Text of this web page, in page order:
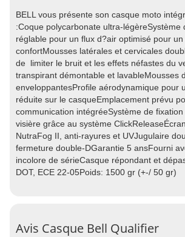
BELL vous présente son casque moto
:Coque polycarbonate ultra-légèreSystème
réglable pour un flux d?air optimisé pour un
confortMousses latérales et cervicales
de limiter le bruit et les effets néfastes du
transpirant démontable et lavableMousses
enveloppantesProfile aérodynamique pour
réduite sur le casqueEmplacement prévu
communication intégréeSystème de
visière grâce au système
NutraFog II, anti-rayures et UVJugulaire
fermeture double-DGarantie 5 ansFourni
incolore de sérieCasque répondant et
DOT, ECE 22-05Poids: 1500 gr (+-/ 50 gr)
Avis Casque Bell Qualifier